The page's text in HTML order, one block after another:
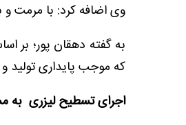
وی اضافه کرد: با مرمت و بازسازی، سالانه
که موجب پایداری تولید و ایجاد اشتغال در سطح 28
اجرای تسطیح لیزری به مساحت